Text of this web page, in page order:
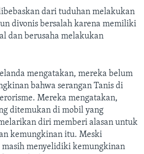
dari tuduhan melakukan
divonis bersalah karena memiliki
dan berusaha melakukan
mengatakan, mereka belum
bahwa serangan Tanis di
Mereka mengatakan,
ditemukan di mobil yang
diri memberi alasan untuk
kemungkinan itu. Meski
menyelidiki kemungkinan